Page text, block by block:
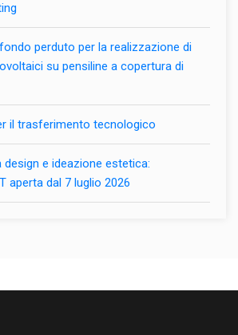
perduto per la realizzazione di
su pensiline a copertura di
il trasferimento tecnologico
design e ideazione estetica:
aperta dal 7 luglio 2026